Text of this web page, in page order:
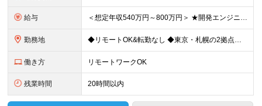
給与 ＜想定年収540万円～800万円＞ ★開発エンジニアの場合は想定年収【540万～800万円】ほどとなります。 【東京都】 ◆月給：33.4万円～＋賞与年2回（賞与支給実績5ヶ月分）＋残業代全額支給
勤務地 ◆リモートOK&転勤なし ◆東京・札幌の2拠点で募集中 【東京本社】 東京都千代田区神田練塀町300 住友不動産秋葉原駅前ビル17F 【札幌開発センター】 北海道札幌市北区北7条西4-5-1 伊藤
働き方 リモートワークOK
残業時間 20時間以内